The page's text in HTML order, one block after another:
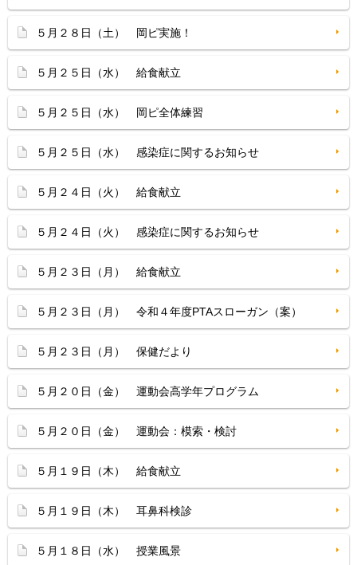
５月２８日（土） 岡ピ実施！
５月２５日（水） 給食献立
５月２５日（水） 岡ピ全体練習
５月２５日（水） 感染症に関するお知らせ
５月２４日（火） 給食献立
５月２４日（火） 感染症に関するお知らせ
５月２３日（月） 給食献立
５月２３日（月） 令和４年度PTAスローガン（案）
５月２３日（月） 保健だより
５月２０日（金） 運動会高学年プログラム
５月２０日（金） 運動会：模索・検討
５月１９日（木） 給食献立
５月１９日（木） 耳鼻科検診
５月１８日（水） 授業風景